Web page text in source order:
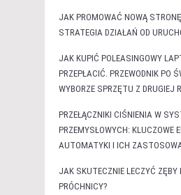
JAK PROMOWAĆ NOWĄ
STRATEGIA DZIAŁAŃ OD
JAK KUPIĆ POLEASINGOWY
PRZEPŁACIĆ. PRZEWODNIK PO
WYBORZE SPRZĘTU Z DRUGIEJ
PRZEŁĄCZNIKI CIŚNIENIA W
PRZEMYSŁOWYCH: KLUCZOWE
AUTOMATYKI I ICH
JAK SKUTECZNIE LECZYĆ ZĘBY
PRÓCHNICY?